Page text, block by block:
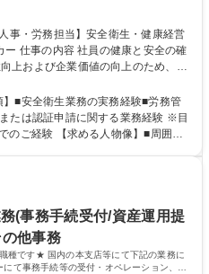
の確
上および企業価値の向上のため、経
にとどまらず、制度設計や施策立案
容】■安全衛生
運用、産業医との連携 など）■健康
管理（労働時間の分析、労働環境
る方の増員募集となります。 募集
康経営推進・労務管理/創業80年老
■安全衛生業務の実務経験■労務管
たは認証申請に関する業務経験 ※目
人物像】■周囲
方■Excelや労務管理システムの実務
(事務手続受付/資産運用提
他事務
種です★ 国内の本支店等にて下記の業務に
て事務手続等の受付・オペレーション、お